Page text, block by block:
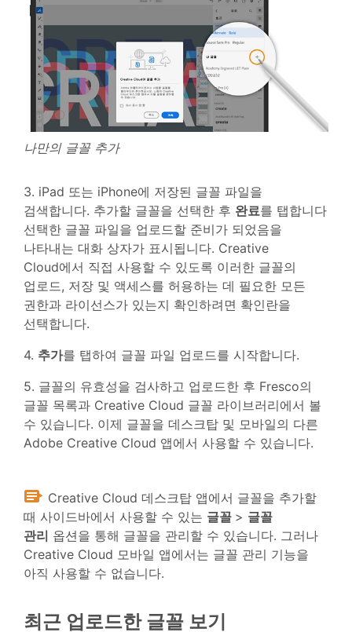
나만의 글꼴 추가
3. iPad 또는 iPhone에 저장된 글꼴 파일을
검색합니다. 추가할 글꼴을 선택한 후 완료를 탭합니다
선택한 글꼴 파일을 업로드할 준비가 되었음을
나타내는 대화 상자가 표시됩니다. Creative
Cloud에서 직접 사용할 수 있도록 이러한 글꼴의
업로드, 저장 및 액세스를 허용하는 데 필요한 모든
권한과 라이선스가 있는지 확인하려면 확인란을
선택합니다.
4. 추가를 탭하여 글꼴 파일 업로드를 시작합니다.
5. 글꼴의 유효성을 검사하고 업로드한 후 Fresco의
글꼴 목록과 Creative Cloud 글꼴 라이브러리에서 볼
수 있습니다. 이제 글꼴을 데스크탑 및 모바일의 다른
Adobe Creative Cloud 앱에서 사용할 수 있습니다.
Creative Cloud 데스크탑 앱에서 글꼴을 추가할
때 사이드바에서 사용할 수 있는 글꼴 > 글꼴
관리 옵션을 통해 글꼴을 관리할 수 있습니다. 그러나
Creative Cloud 모바일 앱에서는 글꼴 관리 기능을
아직 사용할 수 없습니다.
최근 업로드한 글꼴 보기